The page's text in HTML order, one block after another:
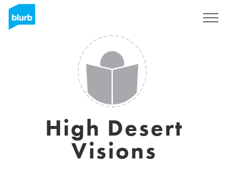
High Desert
Visions